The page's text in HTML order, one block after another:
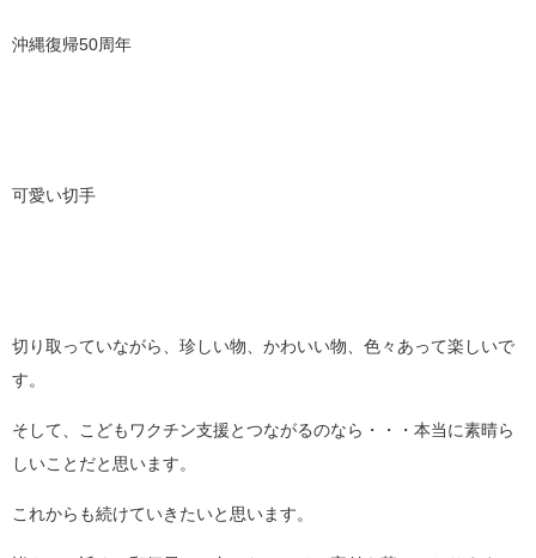
沖縄復帰50周年
可愛い切手
切り取っていながら、珍しい物、かわいい物、色々あって楽しいで
す。
そして、こどもワクチン支援とつながるのなら・・・本当に素晴ら
しいことだと思います。
これからも続けていきたいと思います。